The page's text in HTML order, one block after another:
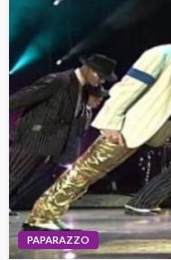
PAPARAZZO